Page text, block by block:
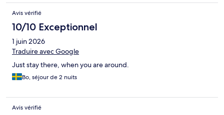
Avis vérifié
10/10 Exceptionnel
1 juin 2026
Traduire avec Google
Just stay there, when you are around.
Bo, séjour de 2 nuits
Avis vérifié